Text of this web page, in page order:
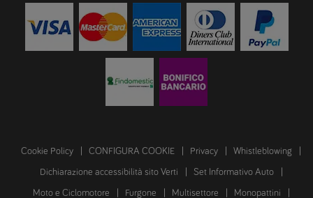
Cookie Policy CONFIGURA COOKIE Privacy Whistleblowing
Dichiarazione accessibilità sito Verti Set Informativo Auto
Moto e Ciclomotore Furgone Multisettore Monopattini